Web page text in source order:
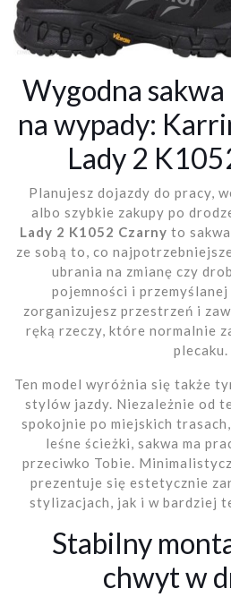
Wygodna sakwa
na wypady:
Lady 2
Planujesz dojazdy do pracy,
albo szybkie zakupy po
Lady 2 K1052 Czarny to
ze sobą to, co
ubrania na zmianę czy
pojemności i
zorganizujesz przestrzeń i
ręką rzeczy, które normalnie
plecaku.
Ten model wyróżnia się także
stylów jazdy. Niezależnie od
spokojnie po miejskich
leśne ścieżki, sakwa ma
przeciwko Tobie.
prezentuje się estetycznie
stylizacjach, jak i w bardziej
Stabilny
chwyt w